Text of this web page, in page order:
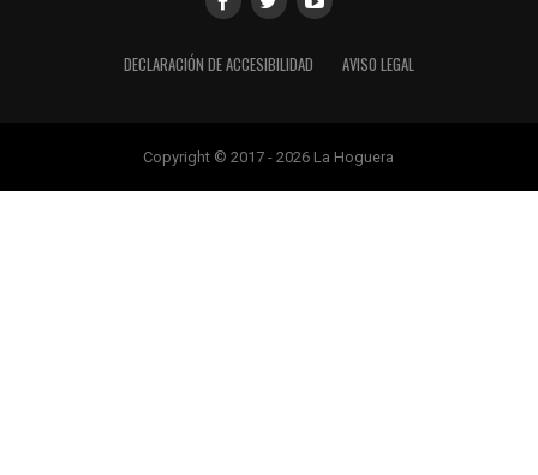
DECLARACIÓN DE ACCESIBILIDAD AVISO LEGAL
Copyright © 2017 - 2026 La Hoguera